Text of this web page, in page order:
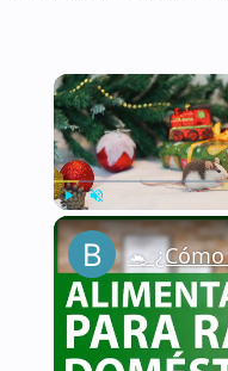
Play Unmute